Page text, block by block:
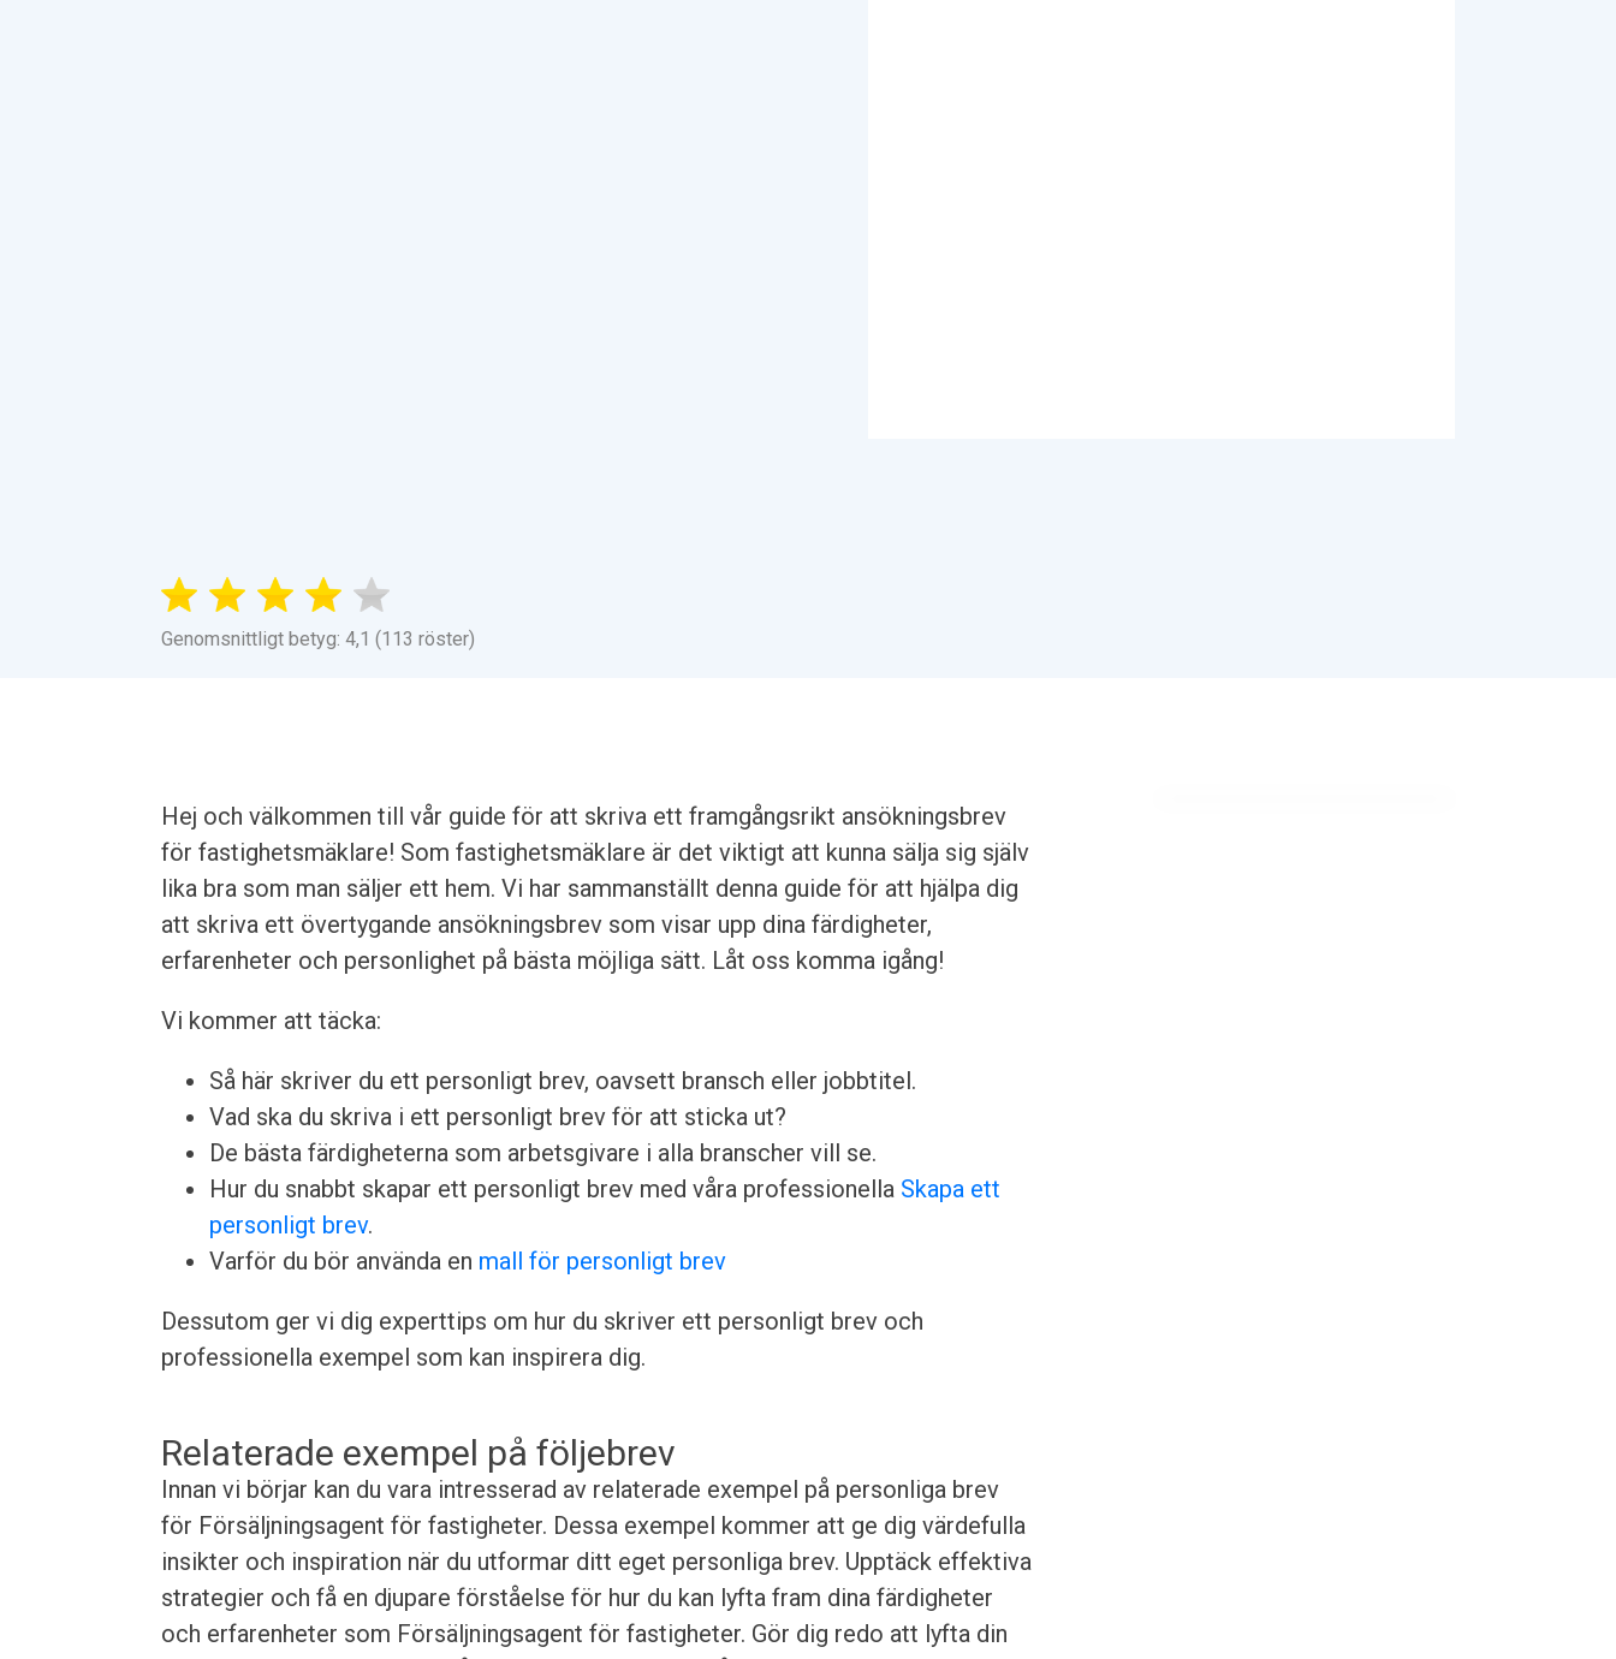
Genomsnittligt betyg: 4,1 (113 röster)
Hej och välkommen till vår guide för att skriva ett framgångsrikt ansökningsbrev
för fastighetsmäklare! Som fastighetsmäklare är det viktigt att kunna sälja sig själv
lika bra som man säljer ett hem. Vi har sammanställt denna guide för att hjälpa dig
att skriva ett övertygande ansökningsbrev som visar upp dina färdigheter,
erfarenheter och personlighet på bästa möjliga sätt. Låt oss komma igång!
Vi kommer att täcka:
Så här skriver du ett personligt brev, oavsett bransch eller jobbtitel.
Vad ska du skriva i ett personligt brev för att sticka ut?
De bästa färdigheterna som arbetsgivare i alla branscher vill se.
Hur du snabbt skapar ett personligt brev med våra professionella Skapa ett
personligt brev.
Varför du bör använda en mall för personligt brev
Dessutom ger vi dig experttips om hur du skriver ett personligt brev och
professionella exempel som kan inspirera dig.
Relaterade exempel på följebrev
Innan vi börjar kan du vara intresserad av relaterade exempel på personliga brev
för Försäljningsagent för fastigheter. Dessa exempel kommer att ge dig värdefulla
insikter och inspiration när du utformar ditt eget personliga brev. Upptäck effektiva
strategier och få en djupare förståelse för hur du kan lyfta fram dina färdigheter
och erfarenheter som Försäljningsagent för fastigheter. Gör dig redo att lyfta din